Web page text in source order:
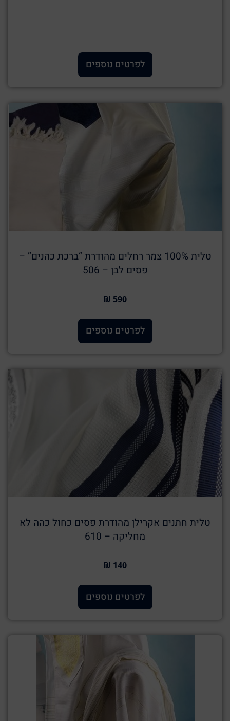
לפרטים נוספים
טלית 100% צמר רחלים מהודרת “ברכת כהנים” –
פסים לבן – 506
590 ₪
לפרטים נוספים
טלית חתנים אקרילן מהודרת פסים כחול כהה לא
מחליקה – 610
140 ₪
לפרטים נוספים